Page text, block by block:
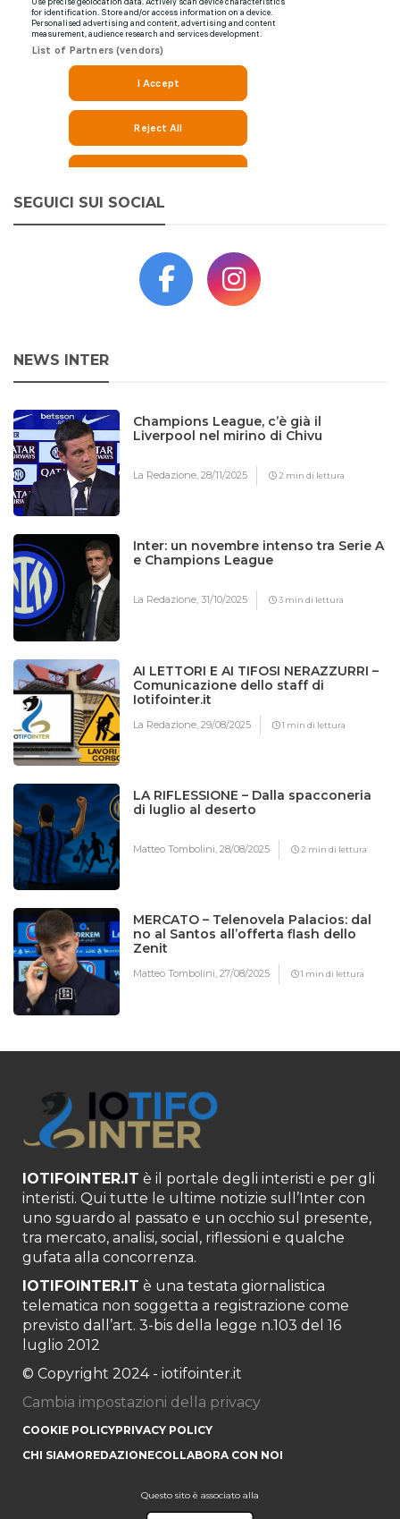
SEGUICI SUI SOCIAL
NEWS INTER
Champions League, c’è già il
Liverpool nel mirino di Chivu
La Redazione,28/11/2025 2 min di lettura
Inter: un novembre intenso tra Serie A
e Champions League
La Redazione,31/10/2025 3 min di lettura
AI LETTORI E AI TIFOSI NERAZZURRI –
Comunicazione dello staff di
Iotifointer.it
La Redazione,29/08/2025 1 min di lettura
LA RIFLESSIONE – Dalla spacconeria
di luglio al deserto
Matteo Tombolini,28/08/2025 2 min di lettura
MERCATO – Telenovela Palacios: dal
no al Santos all’offerta flash dello
Zenit
Matteo Tombolini,27/08/2025 1 min di lettura
IOTIFOINTER.IT è il portale degli interisti e per gli
interisti. Qui tutte le ultime notizie sull’Inter con
uno sguardo al passato e un occhio sul presente,
tra mercato, analisi, social, riflessioni e qualche
gufata alla concorrenza.
IOTIFOINTER.IT è una testata giornalistica
telematica non soggetta a registrazione come
previsto dall’art. 3-bis della legge n.103 del 16
luglio 2012
© Copyright 2024 - iotifointer.it
Cambia impostazioni della privacy
COOKIE POLICYPRIVACY POLICY
CHI SIAMOREDAZIONECOLLABORA CON NOI
Questo sito è associato alla